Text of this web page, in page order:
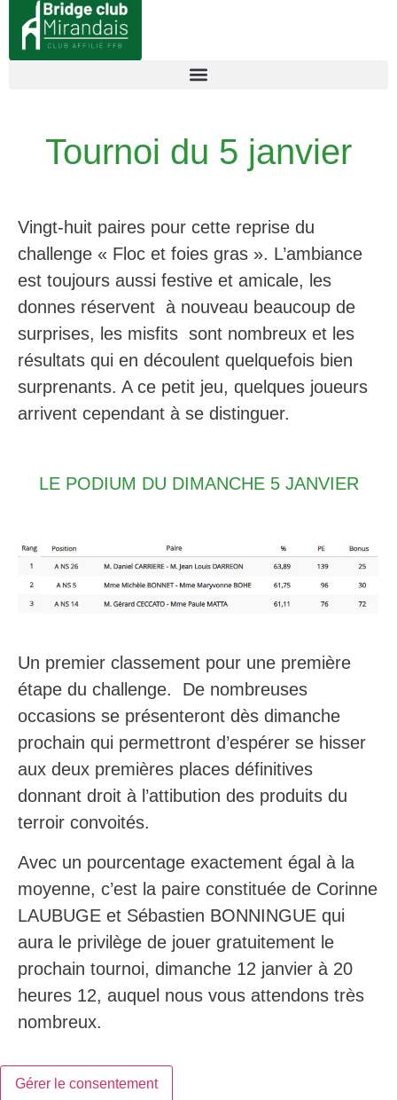
Tournoi du 5 janvier
Vingt-huit paires pour cette reprise du
challenge « Floc et foies gras ». L’ambiance
est toujours aussi festive et amicale, les
donnes réservent à nouveau beaucoup de
surprises, les misfits sont nombreux et les
résultats qui en découlent quelquefois bien
surprenants. A ce petit jeu, quelques joueurs
arrivent cependant à se distinguer.
LE PODIUM DU DIMANCHE 5 JANVIER
Un premier classement pour une première
étape du challenge. De nombreuses
occasions se présenteront dès dimanche
prochain qui permettront d’espérer se hisser
aux deux premières places définitives
donnant droit à l’attibution des produits du
terroir convoités.
Avec un pourcentage exactement égal à la
moyenne, c’est la paire constituée de Corinne
LAUBUGE et Sébastien BONNINGUE qui
aura le privilège de jouer gratuitement le
prochain tournoi, dimanche 12 janvier à 20
heures 12, auquel nous vous attendons très
nombreux.
Gérer le consentement